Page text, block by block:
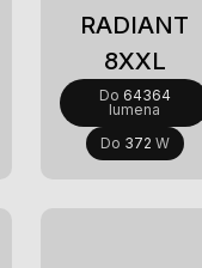
RADIANT
8XXL
Do 64364
lumena
Do 372 W